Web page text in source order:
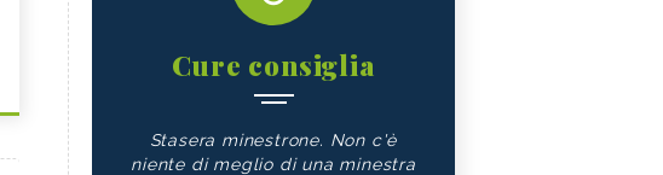
Cure consiglia
Stasera minestrone. Non c'è
niente di meglio di una minestra